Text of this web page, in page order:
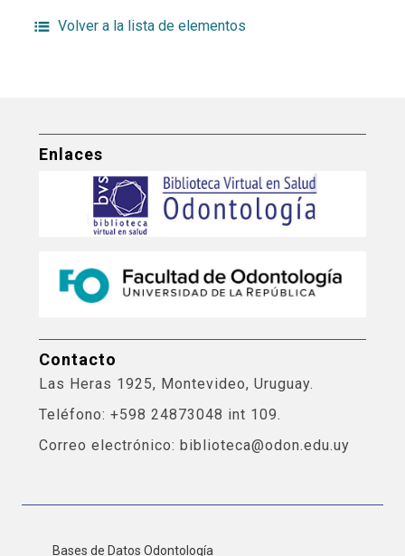
Volver a la lista de elementos
Enlaces
Contacto
Las Heras 1925, Montevideo, Uruguay.
Teléfono: +598 24873048 int 109.
Correo electrónico: biblioteca@odon.edu.uy
Bases de Datos Odontología